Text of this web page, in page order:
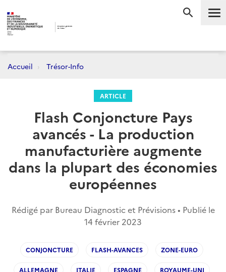
Accueil Trésor-Info
ARTICLE
Flash Conjoncture Pays
avancés - La production
manufacturière augmente
dans la plupart des économies
européennes
Rédigé par Bureau Diagnostic et Prévisions • Publié le
14 février 2023
CONJONCTURE FLASH-AVANCES ZONE-EURO
ALLEMAGNE ITALIE ESPAGNE ROYAUME-UNI